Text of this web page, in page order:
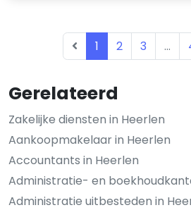
Gerelateerd
Zakelijke diensten in Heerlen
Aankoopmakelaar in Heerlen
Accountants in Heerlen
Administratie- en
Administratie uitbesteden in
1 2 3 ...